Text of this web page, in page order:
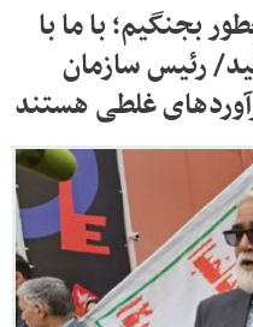
بجنگیم؛ با ما با
رئیس سازمان
غلطی هستند